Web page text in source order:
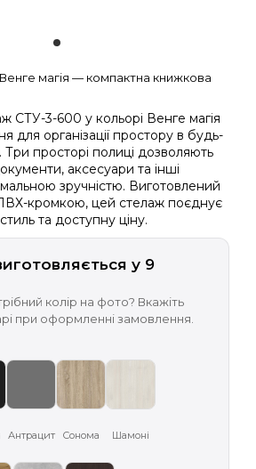
магія — компактна книжкова
СТУ-3-600 у кольорі Венге магія
для організації простору в будь-
Три просторі полиці дозволяють
аксесуари та інші
зручністю. Виготовлений
кромкою, цей стелаж поєднує
та доступну ціну.
у 9
колір на фото? Вкажіть
при оформленні замовлення.
Антрацит Сонома Шамоні